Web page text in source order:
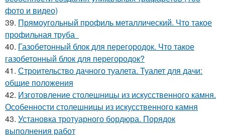
фото и видео)
39. Прямоугольный профиль металлический. Что такое
профильная труба
40. Газобетонный блок для перегородок. Что такое
газобетонный блок для перегородок?
41. Строительство дачного туалета. Туалет для дачи:
общие положения
42. Изготовление столешницы из искусственного камня.
Особенности столешницы из искусственного камня
43. Установка тротуарного бордюра. Порядок
выполнения работ